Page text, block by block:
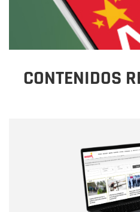
CONTENIDOS
Correo electrónico